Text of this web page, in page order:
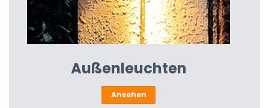
Außenleuchten
Ansehen